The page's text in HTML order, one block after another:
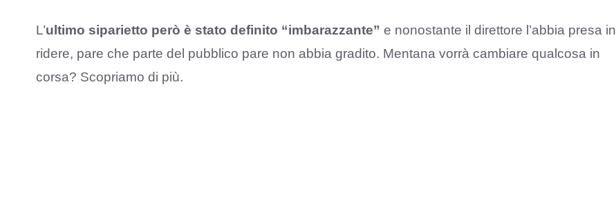
L’ultimo siparietto però è stato definito “imbarazzante” e nonostante il direttore l’abbia presa in
ridere, pare che parte del pubblico pare non abbia gradito. Mentana vorrà cambiare qualcosa in
corsa? Scopriamo di più.